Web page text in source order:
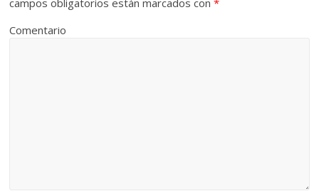
Comentario